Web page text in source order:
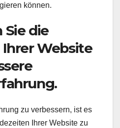
können.
die
Website
zu verbessern, ist es
Ihrer Website zu